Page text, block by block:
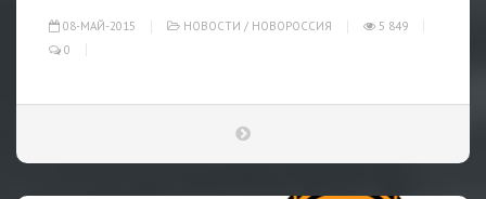
08-МАЙ-2015 НОВОСТИ / НОВОРОССИЯ
5 849
0